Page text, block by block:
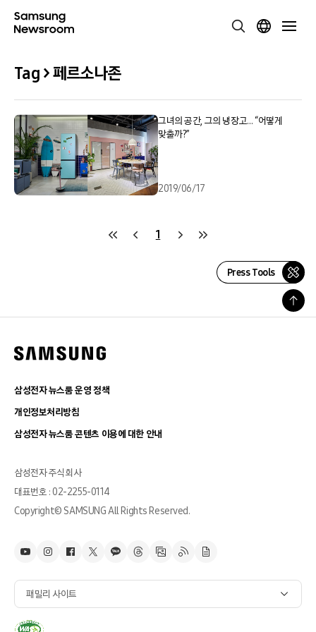
Tag > 페르소나존
그녀의 공간, 그의 냉장고… “어떻게
맞출까?”
2019/06/17
1
Press Tools
삼성전자 뉴스룸 운영 정책
개인정보처리방침
삼성전자 뉴스룸 콘텐츠 이용에 대한 안내
삼성전자 주식회사
대표번호 : 02-2255-0114
Copyright© SAMSUNG All Rights Reserved.
패밀리 사이트